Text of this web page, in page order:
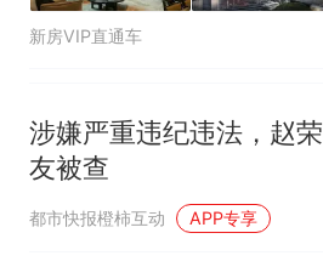
新房VIP直通车
涉嫌严重违纪违法，赵荣
友被查
都市快报橙柿互动 APP专享